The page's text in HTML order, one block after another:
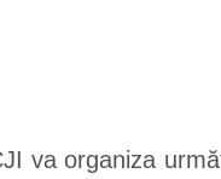
va organiza